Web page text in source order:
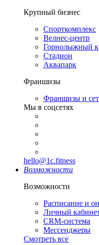
Крупный бизнес
Спорткомплекс
Велнес-центр
Горнолыжный
Стадион
Аквапарк
Франшизы
Франшизы и
Мы в соцсетях
hello@1c.fitness
Возможности
Возможности
Расписание и
Личный
CRM-система
Мессенджеры
Смотреть все